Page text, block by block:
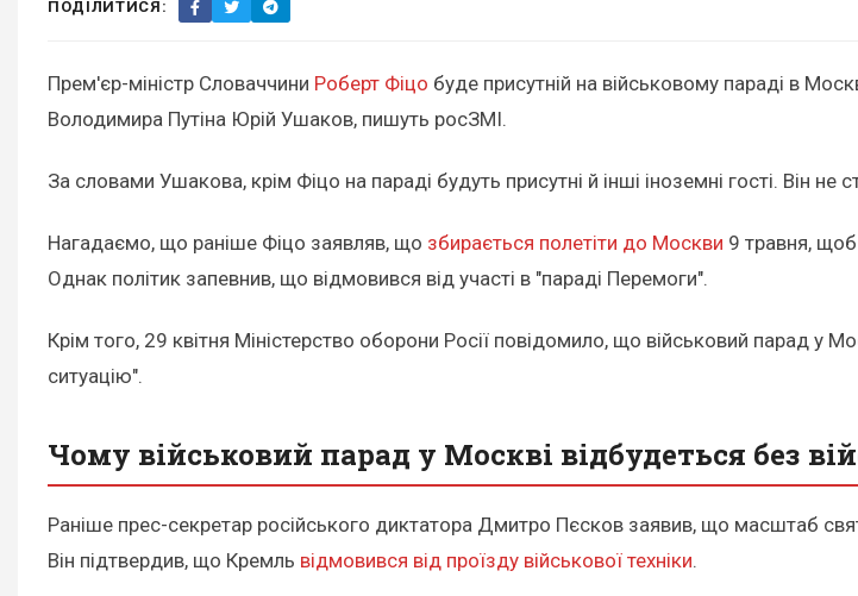
ПОДІЛИТИСЯ:
Прем'єр-міністр Словаччини Роберт Фіцо буде присутній на військовому параді в
Володимира Путіна Юрій Ушаков, пишуть росЗМІ.
За словами Ушакова, крім Фіцо на параді будуть присутні й інші іноземні гості. Він не
Нагадаємо, що раніше Фіцо заявляв, що збирається полетіти до Москви 9 травня, щоб
Однак політик запевнив, що відмовився від участі в "параді Перемоги".
Крім того, 29 квітня Міністерство оборони Росії повідомило, що військовий парад у
ситуацію".
Чому військовий парад у Москві відбудеться без
Раніше прес-секретар російського диктатора Дмитро Пєсков заявив, що масштаб
Він підтвердив, що Кремль відмовився від проїзду військової техніки.